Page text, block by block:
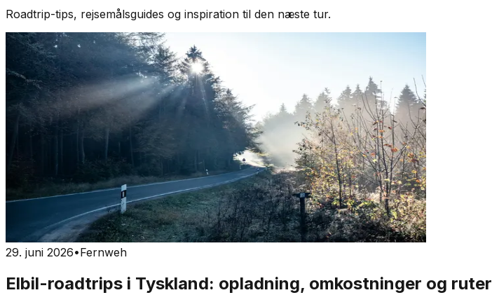
Roadtrip-tips, rejsemålsguides og inspiration til den næste tur.
29. juni 2026•Fernweh
Elbil-roadtrips i Tyskland: opladning, omkostninger og ruter